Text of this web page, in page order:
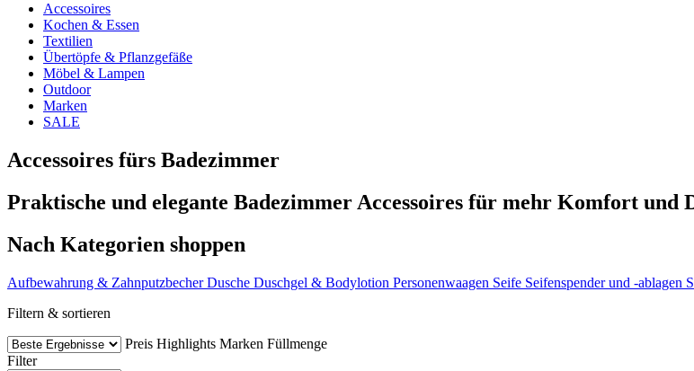
Accessoires
Kochen & Essen
Textilien
Übertöpfe & Pflanzgefäße
Möbel & Lampen
Outdoor
Marken
SALE
Accessoires fürs Badezimmer
Praktische und elegante Badezimmer Accessoires für mehr Komfort und
Nach Kategorien shoppen
Aufbewahrung & Zahnputzbecher Dusche Duschgel & Bodylotion Personenwaagen Seife Seifenspender und -ablagen
Filtern & sortieren
Preis Highlights Marken Füllmenge
Filter